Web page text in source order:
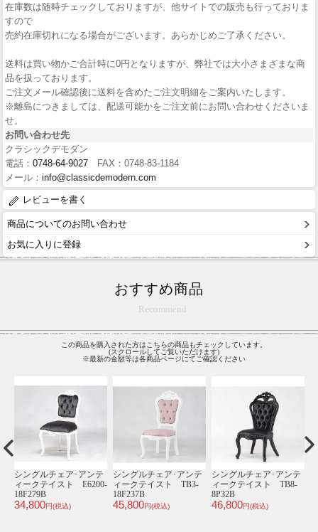
在庫数は随時チェックしておりますが、他サイトでの販売も行っておりま
すので
売約在庫切れになる場合がございます。あらかじめご了承ください。
送料は買い物かご合計時に0円となりますが、弊社では大小さまざまな商
品を扱っております。
ご注文メール確認後に送料を含めたご注文明細をご案内いたします。
※離島につきましては、配送可能かをご注文前にお問い合わせくださいま
せ。
お問い合わせ先
クラシックデモダン
電話： 0748-64-9027 FAX：0748-83-1184
メール： info@classicdemodern.com
レビューを書く
商品についてのお問い合わせ
お気に入りに登録
おすすめ商品
Recommend
この商品を購入された方はこちらの商品もチェックしています。
(スクロールしてご覧いただけます)
※最新の金額等は各商品ページにてご確認ください
シングルチェア･アンテ
ィークテイスト E6200-
18F279B
34,800円(税込)
シングルチェア･アンテ
ィークテイスト TB3-
18F237B
45,800円(税込)
シングルチェア･アンテ
ィークテイスト TB8-
8P32B
46,800円(税込)